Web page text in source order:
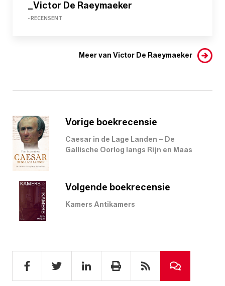
_Victor De Raeymaeker
- RECENSENT
Meer van Victor De Raeymaeker
Vorige boekrecensie
Caesar in de Lage Landen – De
Gallische Oorlog langs Rijn en Maas
Volgende boekrecensie
Kamers Antikamers